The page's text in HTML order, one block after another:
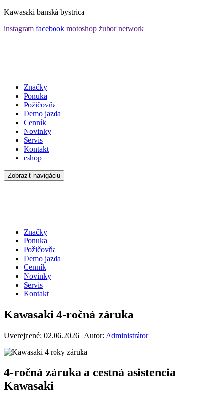
Kawasaki banská bystrica
instagram facebook motoshop žubor network
Značky
Ponuka
Požičovňa
Demo jazda
Cenník
Novinky
Servis
Kontakt
eshop
Zobraziť navigáciu
Značky
Ponuka
Požičovňa
Demo jazda
Cenník
Novinky
Servis
Kontakt
Kawasaki 4-ročná záruka
Uverejnené: 02.06.2026 | Autor: Administrátor
4-ročná záruka a cestná asistencia
Kawasaki